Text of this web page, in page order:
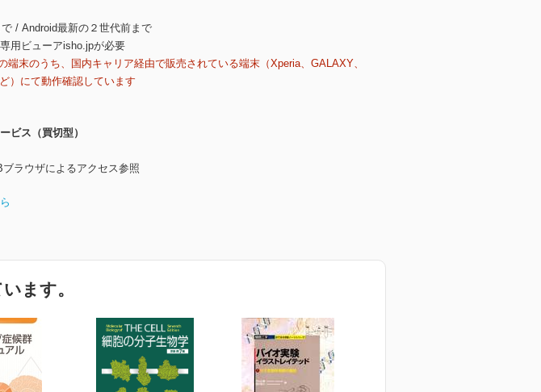
/ Android最新の２世代前まで
用ビューアisho.jpが必要
末のうち、国内キャリア経由で販売されている端末（Xperia、GALAXY、
）にて動作確認しています
ビス（買切型）
ラウザによるアクセス参照
ます。